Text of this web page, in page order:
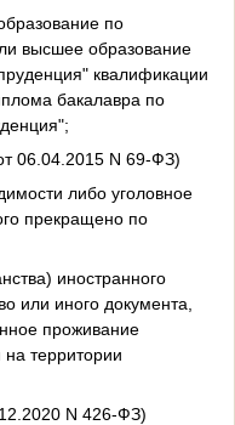
по
высшее образование
квалификации
бакалавра по
06.04.2015 N 69-ФЗ)
либо уголовное
прекращено по
иностранного
или иного документа,
проживание
территории
N 426-ФЗ)